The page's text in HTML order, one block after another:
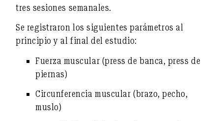
tres sesiones semanales.
Se registraron los siguientes parámetros al
principio y al final del estudio:
Fuerza muscular (press de banca, press de
piernas)
Circunferencia muscular (brazo, pecho,
muslo)